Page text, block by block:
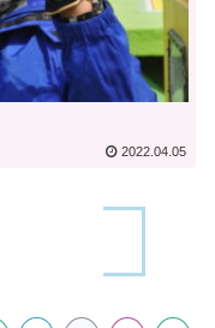
2022.04.05